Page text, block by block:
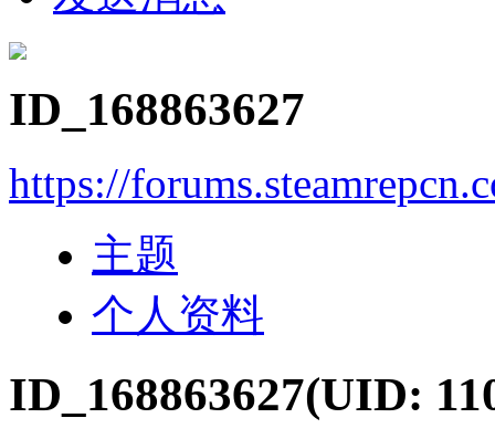
ID_168863627
https://
主题
个人资料
ID_168863627(UID: